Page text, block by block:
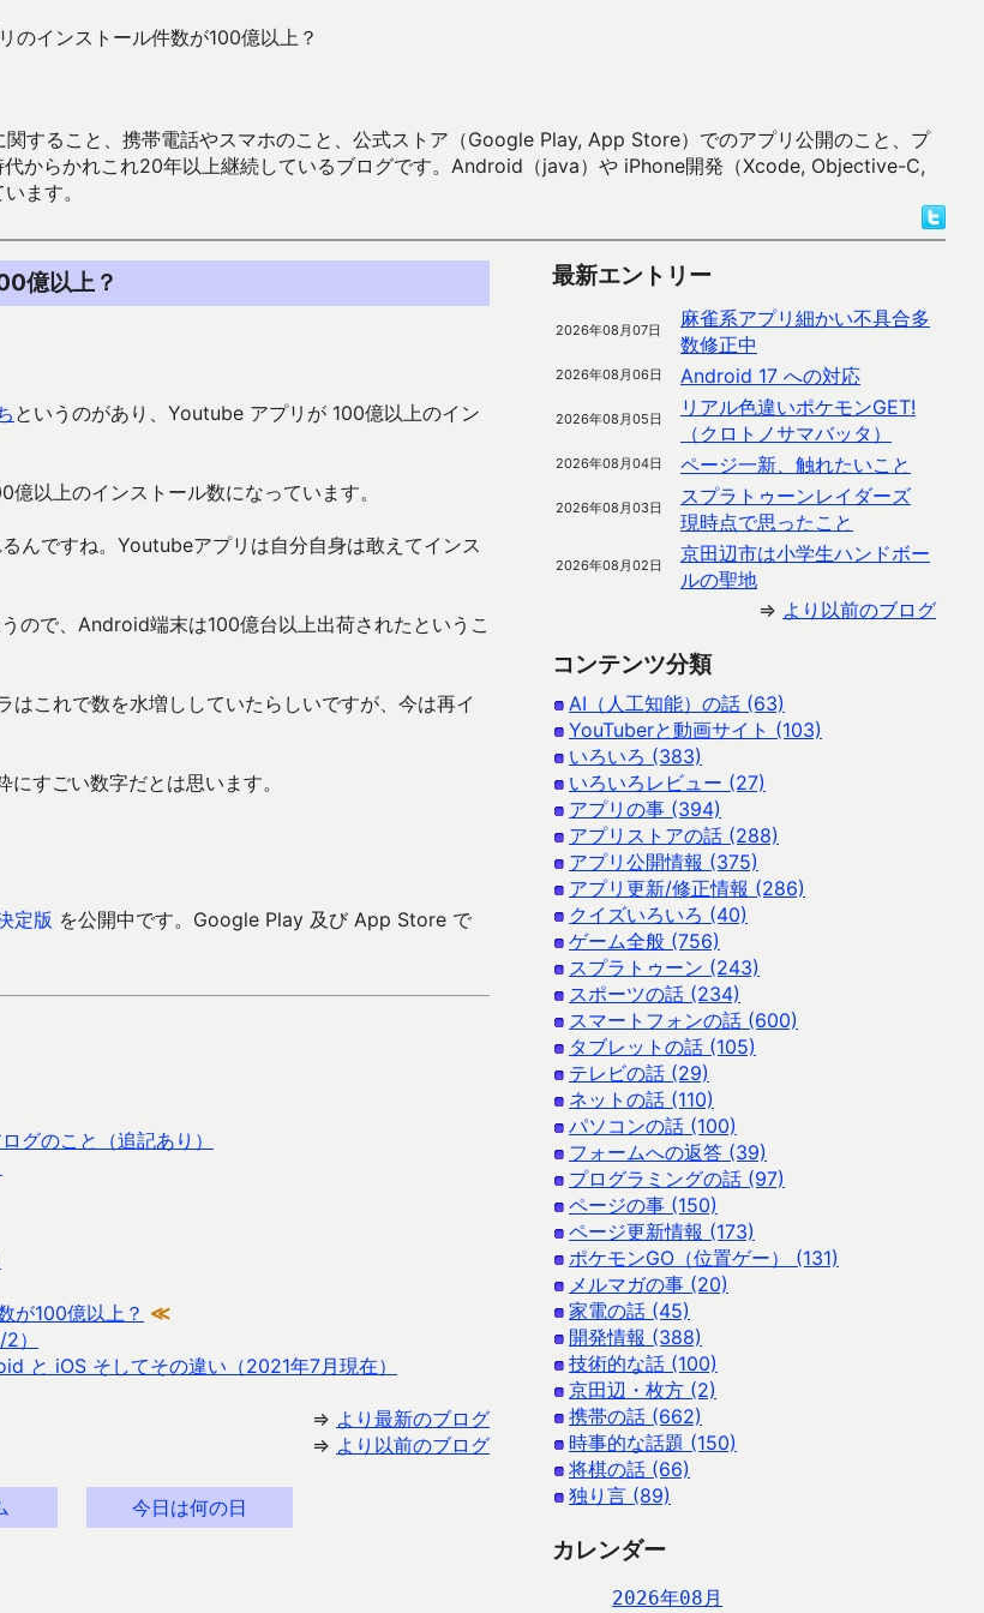
インストール件数が100億以上？
すること、携帯電話やスマホのこと、公式ストア（Google Play, App Store）でのアプリ公開のこと、プ
からかれこれ20年以上継続しているブログです。Android（java）や iPhone開発（Xcode, Objective-C,
ます。
億以上？
というのがあり、Youtube アプリが 100億以上のイン
以上のインストール数になっています。
んですね。Youtubeアプリは自分自身は敢えてインス
ので、Android端末は100億台以上出荷されたというこ
これで数を水増ししていたらしいですが、今は再イ
すごい数字だとは思います。
定版 を公開中です。Google Play 及び App Store で
グのこと（追記あり）
が100億以上？ ≪
）
と iOS そしてその違い（2021年7月現在）
⇒ より最新のブログ
⇒ より以前のブログ
今日は何の日
最新エントリー
2026年08月07日
麻雀系アプリ細かい不具合多
数修正中
2026年08月06日 Android 17 への対応
2026年08月05日
リアル色違いポケモンGET!
（クロトノサマバッタ）
2026年08月04日 ページ一新、触れたいこと
2026年08月03日
スプラトゥーンレイダーズ
現時点で思ったこと
2026年08月02日
京田辺市は小学生ハンドボー
ルの聖地
⇒ より以前のブログ
コンテンツ分類
AI（人工知能）の話 (63)
YouTuberと動画サイト (103)
いろいろ (383)
いろいろレビュー (27)
アプリの事 (394)
アプリストアの話 (288)
アプリ公開情報 (375)
アプリ更新/修正情報 (286)
クイズいろいろ (40)
ゲーム全般 (756)
スプラトゥーン (243)
スポーツの話 (234)
スマートフォンの話 (600)
タブレットの話 (105)
テレビの話 (29)
ネットの話 (110)
パソコンの話 (100)
フォームへの返答 (39)
プログラミングの話 (97)
ページの事 (150)
ページ更新情報 (173)
ポケモンGO（位置ゲー） (131)
メルマガの事 (20)
家電の話 (45)
開発情報 (388)
技術的な話 (100)
京田辺・枚方 (2)
携帯の話 (662)
時事的な話題 (150)
将棋の話 (66)
独り言 (89)
カレンダー
2026年08月